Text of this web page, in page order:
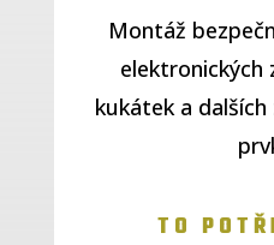
Montáž
elektronických
kukátek a
TO